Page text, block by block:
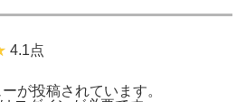
4.1点
が投稿されています。